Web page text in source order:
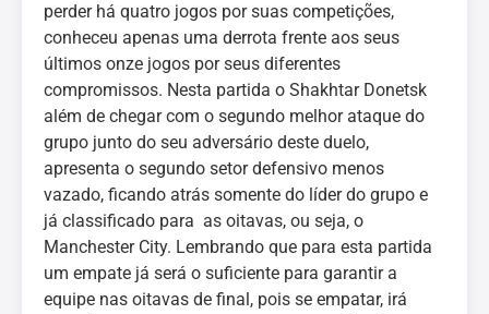
perder há quatro jogos por suas competições,
conheceu apenas uma derrota frente aos seus
últimos onze jogos por seus diferentes
compromissos. Nesta partida o Shakhtar Donetsk
além de chegar com o segundo melhor ataque do
grupo junto do seu adversário deste duelo,
apresenta o segundo setor defensivo menos
vazado, ficando atrás somente do líder do grupo e
já classificado para as oitavas, ou seja, o
Manchester City. Lembrando que para esta partida
um empate já será o suficiente para garantir a
equipe nas oitavas de final, pois se empatar, irá